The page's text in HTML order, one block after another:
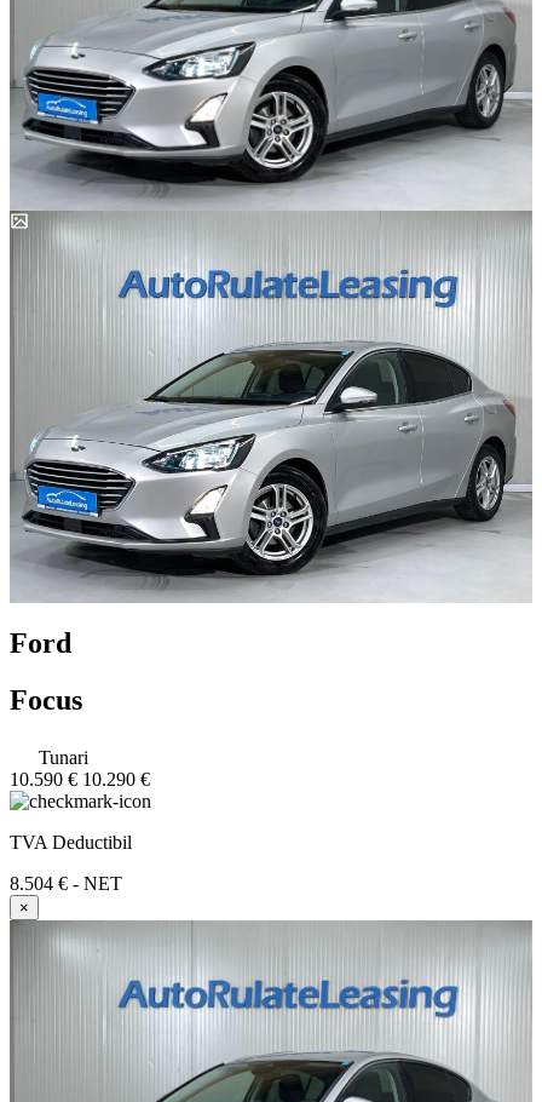
Ford
Focus
Tunari
10.590 € 10.290 €
TVA Deductibil
8.504 € - NET
×